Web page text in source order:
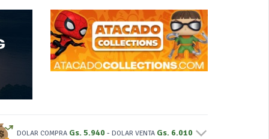
DOLAR COMPRA Gs. 5.940 - DOLAR VENTA Gs. 6.010